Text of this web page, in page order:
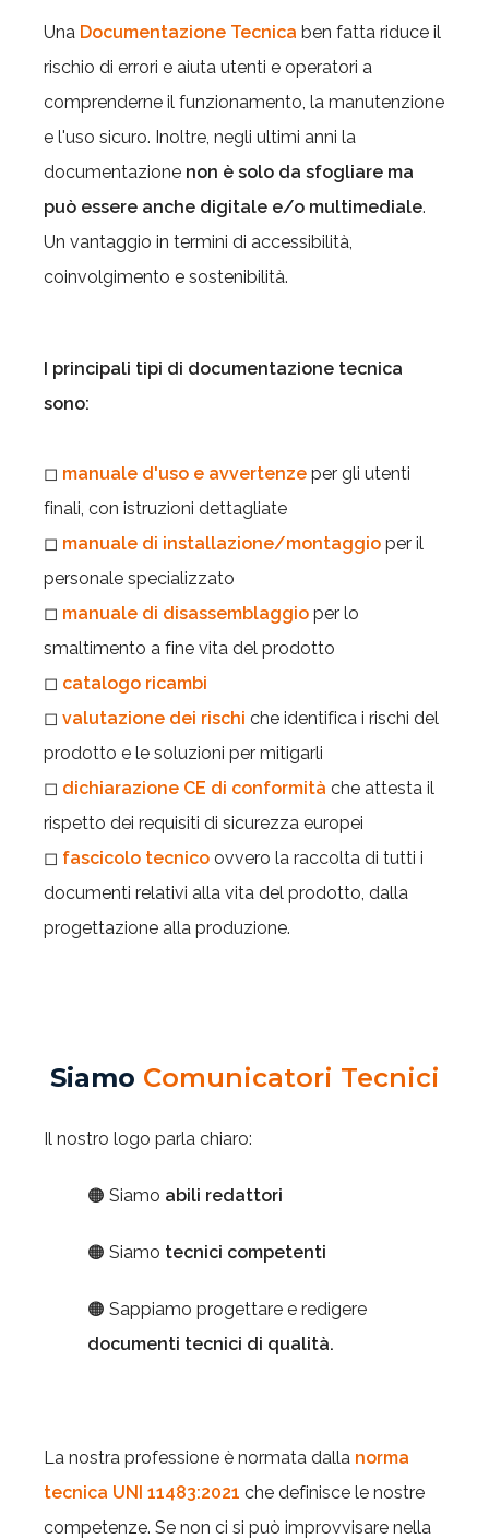
Una Documentazione Tecnica ben fatta riduce il
rischio di errori e aiuta utenti e operatori a
comprenderne il funzionamento, la manutenzione
e l'uso sicuro. Inoltre, negli ultimi anni la
documentazione non è solo da sfogliare ma
può essere anche digitale e/o multimediale.
Un vantaggio in termini di accessibilità,
coinvolgimento e sostenibilità.
I principali tipi di documentazione tecnica
sono:
◻ manuale d'uso e avvertenze per gli utenti
finali, con istruzioni dettagliate
◻ manuale di installazione/montaggio per il
personale specializzato
◻ manuale di disassemblaggio per lo
smaltimento a fine vita del prodotto
◻ catalogo ricambi
◻ valutazione dei rischi che identifica i rischi del
prodotto e le soluzioni per mitigarli
◻ dichiarazione CE di conformità che attesta il
rispetto dei requisiti di sicurezza europei
◻ fascicolo tecnico ovvero la raccolta di tutti i
documenti relativi alla vita del prodotto, dalla
progettazione alla produzione.
Siamo Comunicatori Tecnici
Il nostro logo parla chiaro:
🟠 Siamo abili redattori
🟠 Siamo tecnici competenti
🟠 Sappiamo progettare e redigere
documenti tecnici di qualità.
La nostra professione è normata dalla norma
tecnica UNI 11483:2021 che definisce le nostre
competenze. Se non ci si può improvvisare nella